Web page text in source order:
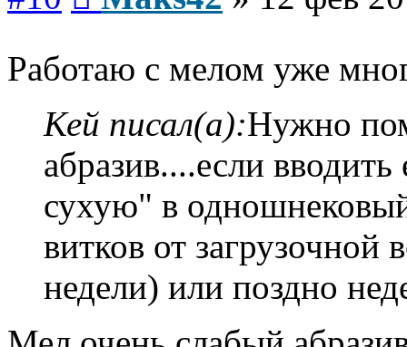
Работаю с мелом уже
Кей писал(а):Нужно
абразив....если
сухую" в
витков от
недели) или поздно